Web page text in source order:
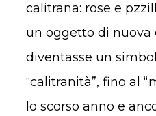
calitrana: rose e
un oggetto di nuova
diventasse un
“calitranità”, fino al
lo scorso anno e